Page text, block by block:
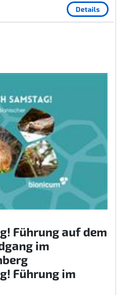
Details
Führung auf dem
im
Führung im